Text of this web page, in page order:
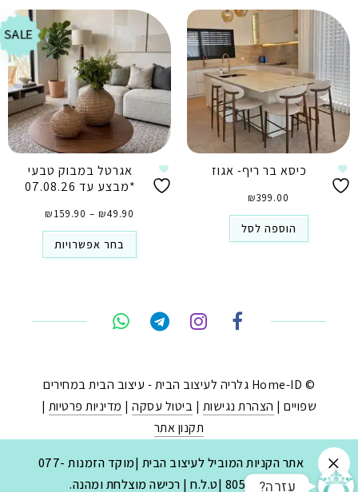
אתר הקניות המוביל לעיצוב הבית |מוקד הזמנות 077-
8053030 |ט.ל.ח | רכישה מוצלחת ומהנה.
SALE
אגרטל במבוק טבעי
*מבצע עד 07.08.26
₪49.90
–
₪159.90 מחירים:
עד
בחר אפשרויות
כיסא בר ריף- אגוז
₪399.00
הוספה לסל
© Home-ID גלריה לעיצוב הבית - עיצוב הבית במחירים
שפויים | הצהרת נגישות | ביטול עסקה| מדיניות פרטיות |
תקנון אתר
?עזרה